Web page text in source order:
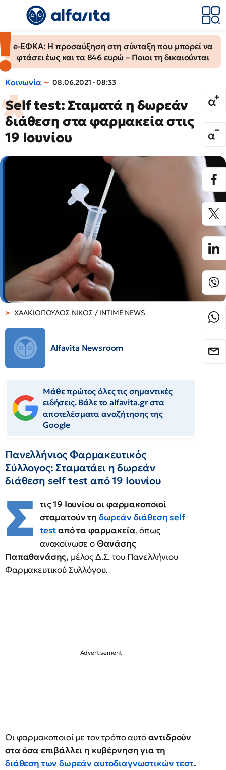
e-ΕΦΚΑ: Η προσαύξηση στη σύνταξη που μπορεί να
φτάσει έως και τα 846 ευρώ – Ποιοι τη δικαιούνται
Κοινωνία 08.06.2021 - 08:33
Self test: Σταματά η δωρεάν
διάθεση στα φαρμακεία στις
19 Ιουνίου
ΧΑΛΚΙΟΠΟΥΛΟΣ ΝΙΚΟΣ / INTIME NEWS
Alfavita Newsroom
Μάθε πρώτος όλες τις σημαντικές
ειδήσεις. Βάλε το alfavita.gr στα
αποτελέσματα αναζήτησης της
Google
Πανελλήνιος Φαρμακευτικός
Σύλλογος: Σταματάει η δωρεάν
διάθεση self test από 19 Ιουνίου
Σ τις 19 Ιουνίου οι φαρμακοποιοί
σταματούν τη δωρεάν διάθεση self
testαπό τα φαρμακεία, όπως
ανακοίνωσε οΘανάσης
Παπαθανάσης, μέλος Δ.Σ. του Πανελλήνιου
Φαρμακευτικού Συλλόγου.
Οι φαρμακοποιοί με τον τρόπο αυτόαντιδρούν
στα όσα επιβάλλει η κυβέρνηση για τη
διάθεση των δωρεάν αυτοδιαγνωστικών τεστ.